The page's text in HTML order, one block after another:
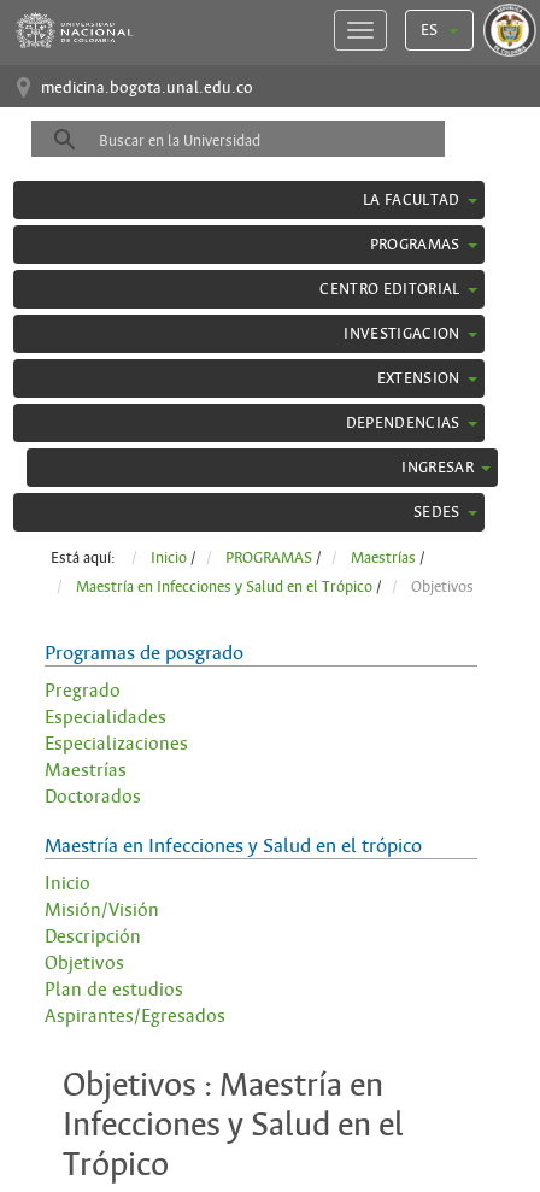
ES
medicina.bogota.unal.edu.co
LA FACULTAD
PROGRAMAS
CENTRO EDITORIAL
INVESTIGACION
EXTENSION
DEPENDENCIAS
INGRESAR
SEDES
Está aquí: Inicio / PROGRAMAS / Maestrías /
Maestría en Infecciones y Salud en el Trópico / Objetivos
Programas de posgrado
Pregrado
Especialidades
Especializaciones
Maestrías
Doctorados
Maestría en Infecciones y Salud en el trópico
Inicio
Misión/Visión
Descripción
Objetivos
Plan de estudios
Aspirantes/Egresados
Objetivos : Maestría en
Infecciones y Salud en el
Trópico